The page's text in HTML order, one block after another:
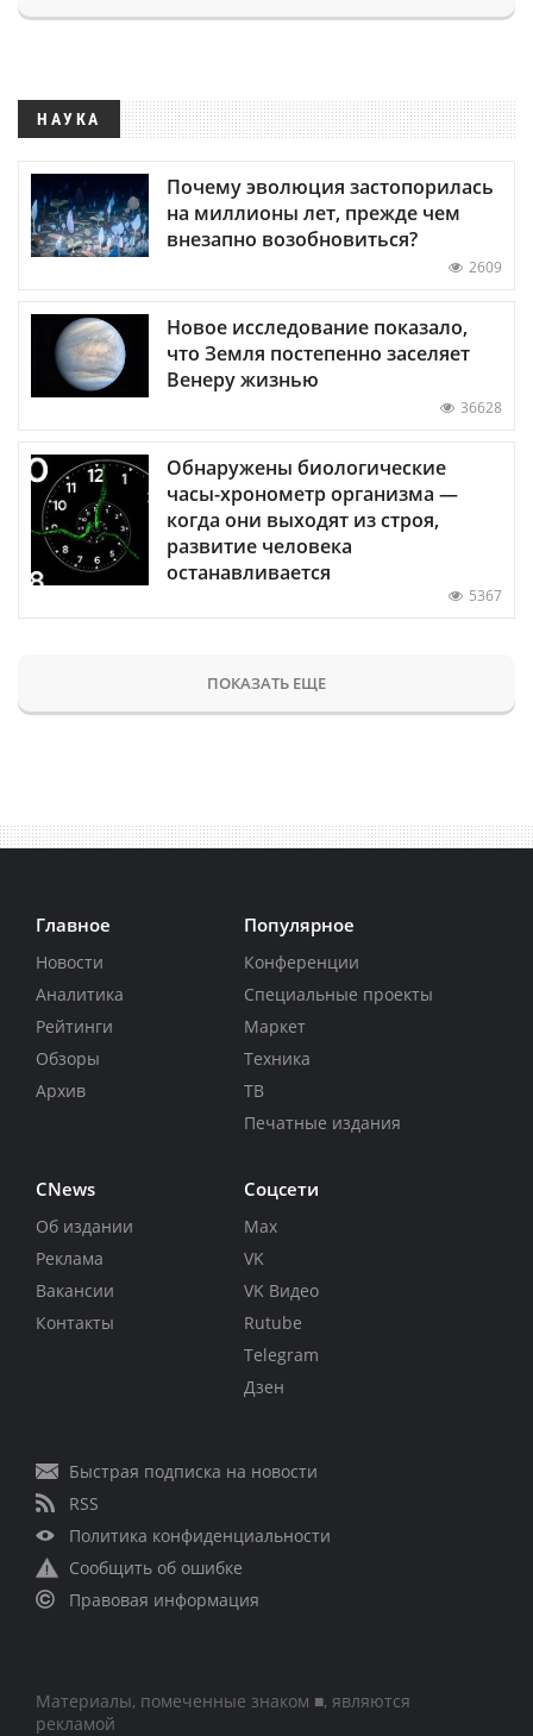
НАУКА
Почему эволюция застопорилась
на миллионы лет, прежде чем
внезапно возобновиться?
2609
Новое исследование показало,
что Земля постепенно заселяет
Венеру жизнью
36628
Обнаружены биологические
часы-хронометр организма —
когда они выходят из строя,
развитие человека
останавливается
5367
ПОКАЗАТЬ ЕЩЕ
Главное
Новости
Аналитика
Рейтинги
Обзоры
Архив
Популярное
Конференции
Специальные проекты
Маркет
Техника
ТВ
Печатные издания
CNews
Об издании
Реклама
Вакансии
Контакты
Соцсети
Max
VK
VK Видео
Rutube
Telegram
Дзен
Быстрая подписка на новости
RSS
Политика конфиденциальности
Сообщить об ошибке
Правовая информация
Материалы, помеченные знаком ■, являются
рекламой